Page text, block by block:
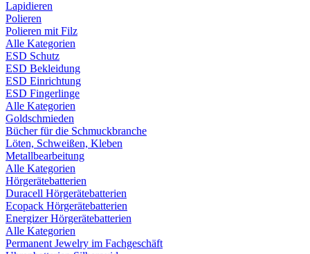
Lapidieren
Polieren
Polieren mit Filz
Alle Kategorien
ESD Schutz
ESD Bekleidung
ESD Einrichtung
ESD Fingerlinge
Alle Kategorien
Goldschmieden
Bücher für die Schmuckbranche
Löten, Schweißen, Kleben
Metallbearbeitung
Alle Kategorien
Hörgerätebatterien
Duracell Hörgerätebatterien
Ecopack Hörgerätebatterien
Energizer Hörgerätebatterien
Alle Kategorien
Permanent Jewelry im Fachgeschäft